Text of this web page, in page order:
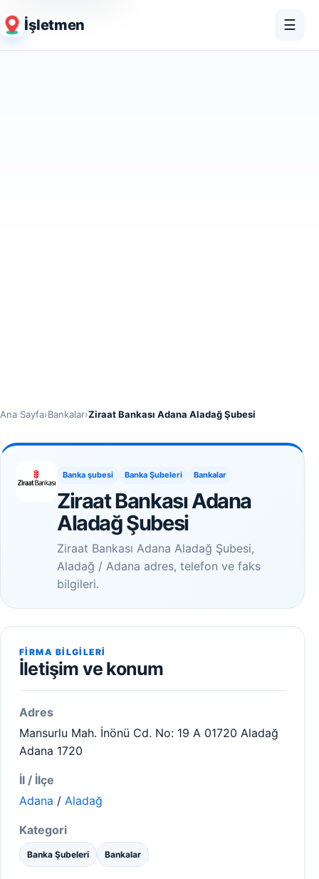
İşletmen ☰
Ana Sayfa›Bankalar›Ziraat Bankası Adana Aladağ Şubesi
Banka şubesi Banka Şubeleri Bankalar
Ziraat Bankası Adana
Aladağ Şubesi
Ziraat Bankası Adana Aladağ Şubesi,
Aladağ / Adana adres, telefon ve faks
bilgileri.
FIRMA BILGILERI
İletişim ve konum
Adres
Mansurlu Mah. İnönü Cd. No: 19 A 01720 Aladağ
Adana 1720
İl / İlçe
Adana / Aladağ
Kategori
Banka Şubeleri Bankalar